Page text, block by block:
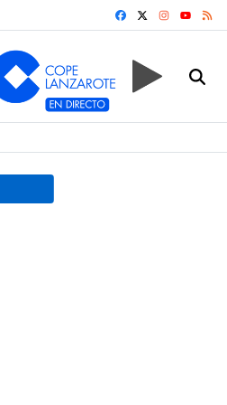
FACEBOOK
YOUTUBE